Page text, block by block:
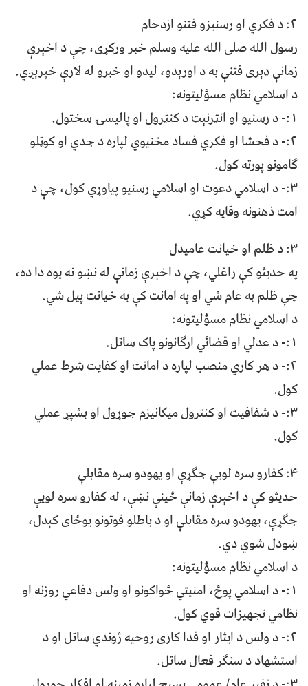
۲: د فکري او رسنیزو فتنو ازدحام
رسول الله صلی الله علیه وسلم خبر ورکړی، چې د اخېرې
زمانې ډېری فتنې به د اورېدو، لیدو او خبرو له لارې خپرېږي.
د اسلامي نظام مسؤلیتونه:
۱:- د رسنیو او انټرنېټ د کنټرول او پالیسۍ سختول.
٢:- د فحشا او فکري فساد مخنیوي لپاره د جدي او کوټلو
ګامونو پورته کول.
۳:- د اسلامي دعوت او اسلامي رسنیو پیاوړي کول، چې د
امت ذهنونه وقایه کړي.
۳: د ظلم او خیانت عامیدل
په حدیثو کې راغلي، چې د اخېرې زمانې له نښو نه یوه دا ده،
چې ظلم به عام شي او په امانت کې به خیانت پیل شي.
د اسلامي نظام مسؤلیتونه:
۱:- د عدلي او قضائي ارګانونو پاک ساتل.
۲:- د هر کاري منصب لپاره د امانت او کفایت شرط عملي
کول.
۳:- د شفافیت او کنترول میکانیزم جوړول او بشپړ عملي
کول.
۴: کفارو سره لویې جګړې او یهودو سره مقابلې
حدیثو کې د اخېرې زمانې ځینې نښې، له کفارو سره لویې
جګړې، یهودو سره مقابلې او د باطلو قوتونو یوځای کېدل،
ښودل شوي دي.
د اسلامي نظام مسؤلیتونه:
۱:- د اسلامي پوځ، امنیتي ځواکونو او ولس دفاعي روزنه او
نظامي تجهیزات قوي کول.
۲:- د ولس د ایثار او فدا کاری روحیه ژوندي ساتل او د
استشهاد د سنګر فعال ساتل.